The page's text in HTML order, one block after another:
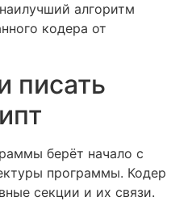
алгоритм
кодера от
писать
берёт начало с
программы. Кодер
секции и их связи.